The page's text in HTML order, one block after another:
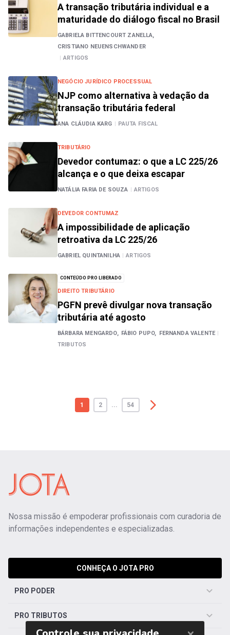
A transação tributária individual e a
maturidade do diálogo fiscal no Brasil
GABRIELA BITTENCOURT ZANELLA,
CRISTIANO NEUENSCHWANDER
| ARTIGOS
NEGÓCIO JURÍDICO PROCESSUAL
NJP como alternativa à vedação da
transação tributária federal
ANA CLÁUDIA KARG | PAUTA FISCAL
TRIBUTÁRIO
Devedor contumaz: o que a LC 225/26
alcança e o que deixa escapar
NATÁLIA FARIA DE SOUZA | ARTIGOS
DEVEDOR CONTUMAZ
A impossibilidade de aplicação
retroativa da LC 225/26
GABRIEL QUINTANILHA | ARTIGOS
CONTEÚDO PRO LIBERADO
DIREITO TRIBUTÁRIO
PGFN prevê divulgar nova transação
tributária até agosto
BÁRBARA MENGARDO, FÁBIO PUPO, FERNANDA VALENTE |
TRIBUTOS
1 2 ... 54
Nossa missão é empoderar profissionais com curadoria de
informações independentes e especializadas.
CONHEÇA O JOTA PRO
PRO PODER
PRO TRIBUTOS